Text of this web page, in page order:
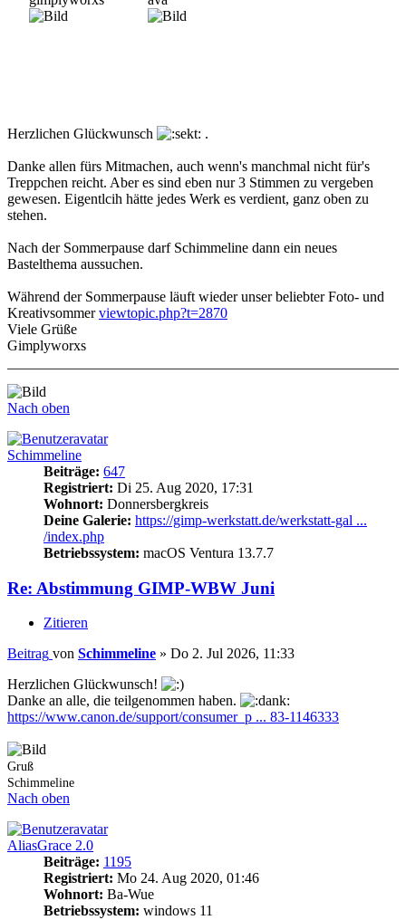
Herzlichen Glückwunsch .
Danke allen fürs Mitmachen, auch wenn's manchmal nicht für's
Treppchen reicht. Aber es sind eben nur 3 Stimmen zu vergeben
gewesen. Eigentlcih hätte jedes Werk es verdient, ganz oben zu
stehen.
Nach der Sommerpause darf Schimmeline dann ein neues
Bastelthema aussuchen.
Während der Sommerpause läuft wieder unser beliebter Foto- und
Kreativsommerviewtopic.php?t=2870
Viele Grüße
Gimplyworxs
Nach oben
Schimmeline
Beiträge: 647
Registriert: Di 25. Aug 2020, 17:31
Wohnort: Donnersbergkreis
Deine Galerie: https://gimp-werkstatt.de/werkstatt-gal ...
/index.php
Betriebssystem: macOS Ventura 13.7.7
Re: Abstimmung GIMP-WBW Juni
Zitieren
Beitrag von Schimmeline » Do 2. Jul 2026, 11:33
Herzlichen Glückwunsch!
Danke an alle, die teilgenommen haben.
https://www.canon.de/support/consumer_p ... 83-1146333
Gruß
Schimmeline
Nach oben
AliasGrace 2.0
Beiträge: 1195
Registriert: Mo 24. Aug 2020, 01:46
Wohnort: Ba-Wue
Betriebssystem: windows 11